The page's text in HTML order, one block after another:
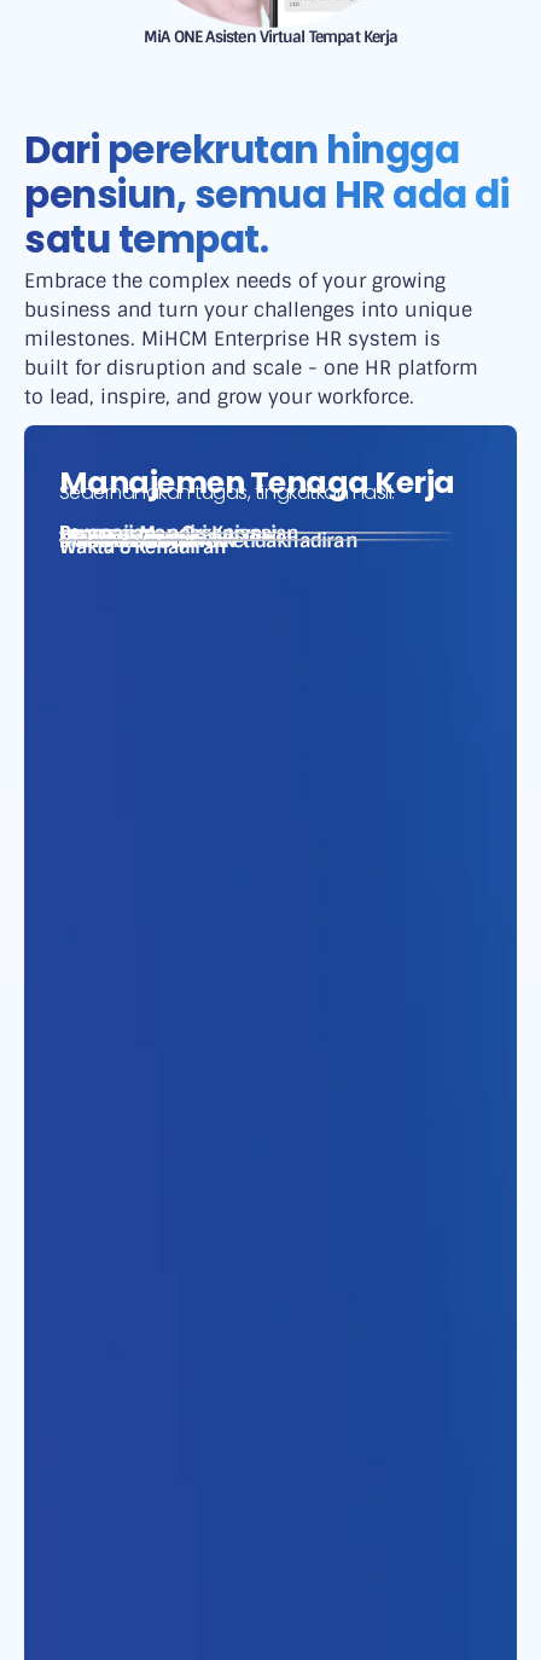
MiA ONE Asisten Virtual Tempat Kerja
Manajemen Tenaga Kerja
Sederhanakan tugas, tingkatkan hasil.
Profil Karyawan
Diagram Organisasi
Perencanaan Organisasi
Dinamika Karyawan
Layanan Mandiri Karyawan
Manajemen Cuti & Ketidakhadiran
Penggajian
Waktu & Kehadiran
Dari perekrutan hingga
pensiun, semua HR ada di
satu tempat.
Embrace the complex needs of your growing
business and turn your challenges into unique
milestones. MiHCM Enterprise HR system is
built for disruption and scale - one HR platform
to lead, inspire, and grow your workforce.